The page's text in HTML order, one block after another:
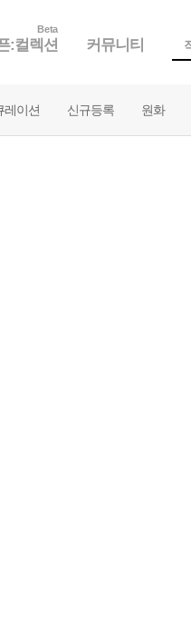
Beta
:컬렉션 커뮤니티
레이션 신규등록 원화